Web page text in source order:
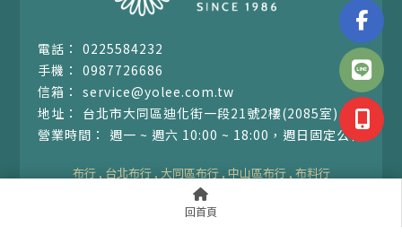
回首頁
0225584232
0987726686
service@yolee.com.tw
台北市大同區迪化街一段21號2樓(2085室)
週一 ~ 週六 10:00 ~ 18:00，週日固定公休
布行 台北布行 大同區布行 中山區布行 布料行